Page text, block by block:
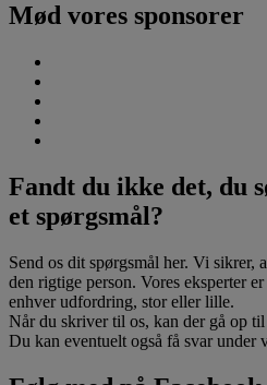
Mød vores sponsorer
Fandt du ikke det, du
et spørgsmål?
Send os dit spørgsmål her. Vi sikrer,
den rigtige person. Vores eksperter
enhver udfordring, stor eller lille.
Når du skriver til os, kan der gå op
Du kan eventuelt også få svar under